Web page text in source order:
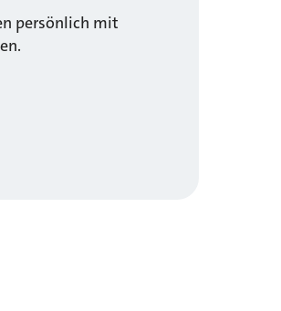
persönlich mit